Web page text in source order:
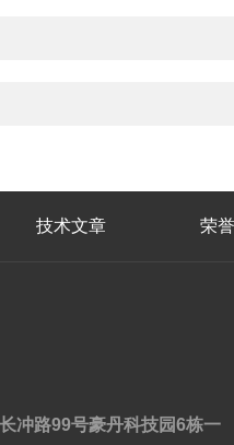
技术文章 荣
冲路99号豪丹科技园6栋一